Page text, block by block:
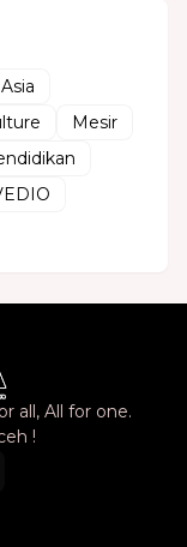
Asia
Mesir
all, All for one.
!